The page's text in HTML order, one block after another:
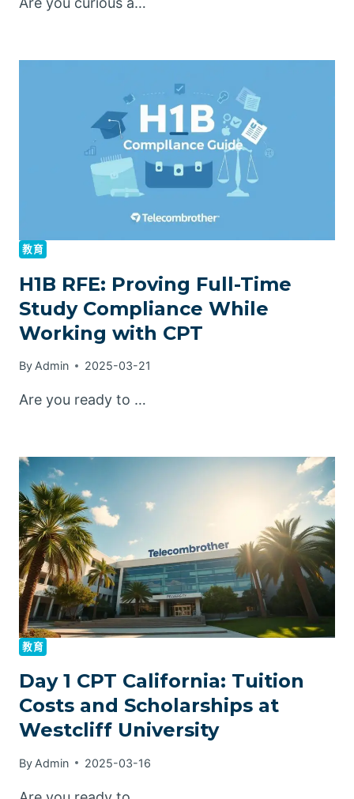
教育
H1B RFE: Proving Full-Time
Study Compliance While
Working with CPT
By Admin 2025-03-21
Are you ready to …
教育
Day 1 CPT California: Tuition
Costs and Scholarships at
Westcliff University
By Admin 2025-03-16